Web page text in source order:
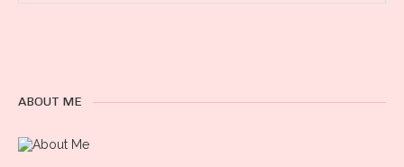
ABOUT ME